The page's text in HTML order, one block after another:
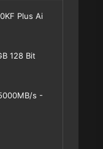
Plus Ai
128 Bit
s -